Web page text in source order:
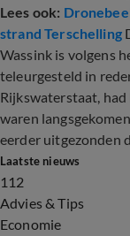
Lees ook:
strand Terschelling
Wassink is volgens
teleurgesteld in
Rijkswaterstaat, had
waren
eerder uitgezonden
Laatste nieuws
112
Advies & Tips
Economie